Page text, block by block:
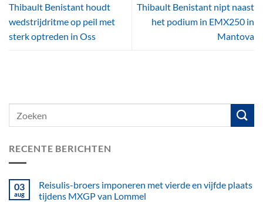
Thibault Benistant houdt
wedstrijdritme op peil met
sterk optreden in Oss
Thibault Benistant nipt naast
het podium in EMX250 in
Mantova
RECENTE BERICHTEN
03
aug
Reisulis-broers imponeren met vierde en vijfde plaats
tijdens MXGP van Lommel